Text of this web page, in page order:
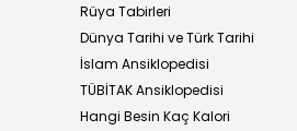
Rüya Tabirleri
Dünya Tarihi ve Türk Tarihi
İslam Ansiklopedisi
TÜBİTAK Ansiklopedisi
Hangi Besin Kaç Kalori